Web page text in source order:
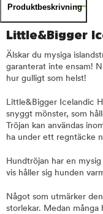
Produktbeskrivning
Little&Bigger
Älskar du mysiga
garanterat inte ensam!
hur gulligt som helst!
Little&Bigger Icelandic
snyggt mönster, som
Tröjan kan användas
ha under ett regntäcke
Hundtröjan har en
vis håller sig hunden
Något som utmärker
storlekar. Medan många